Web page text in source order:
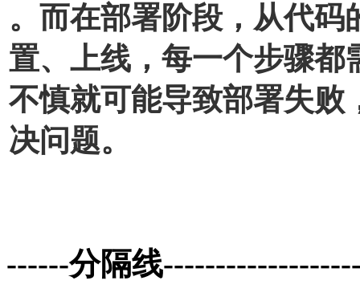
。而在部署阶段，从代
置、上线，每一个步骤都
不慎就可能导致部署失败
决问题。
------分隔线